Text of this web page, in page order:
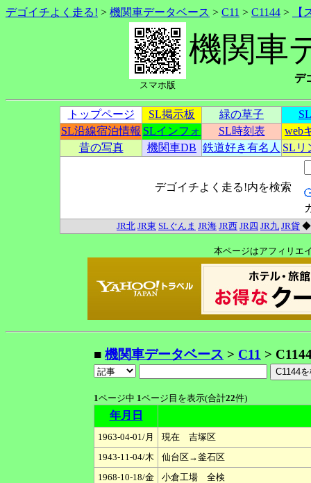
デゴイチよく走る! > 機関車データベース > C11 > C1144 > 【
スマホ版
機関車
デ
トップページ SL掲示板 緑の草子
SL沿線宿泊情報 SLインフォ SL時刻表
web
昔の写真
機関車DB 鉄道好き有名人 SLリ
デゴイチよく走る!内を検索
JR北 JR東 SLぐんま JR海 JR西 JR四 JR九 JR貨
本ページはアフィリエ
■ 機関車データベース > C11 >
1ページ中 1ページ目を表示(合計22件)
年月日
1963-04-01/月
現在 吉塚区
1943-11-04/木
仙台区→釜石区
1968-10-18/金
小倉工場 全検